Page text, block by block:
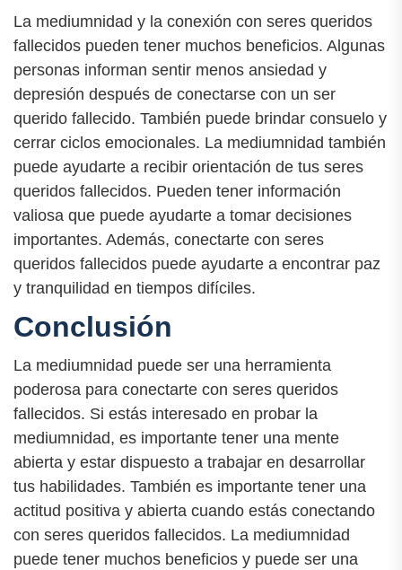
La mediumnidad y la conexión con seres queridos
fallecidos pueden tener muchos beneficios. Algunas
personas informan sentir menos ansiedad y
depresión después de conectarse con un ser
querido fallecido. También puede brindar consuelo y
cerrar ciclos emocionales. La mediumnidad también
puede ayudarte a recibir orientación de tus seres
queridos fallecidos. Pueden tener información
valiosa que puede ayudarte a tomar decisiones
importantes. Además, conectarte con seres
queridos fallecidos puede ayudarte a encontrar paz
y tranquilidad en tiempos difíciles.
Conclusión
La mediumnidad puede ser una herramienta
poderosa para conectarte con seres queridos
fallecidos. Si estás interesado en probar la
mediumnidad, es importante tener una mente
abierta y estar dispuesto a trabajar en desarrollar
tus habilidades. También es importante tener una
actitud positiva y abierta cuando estás conectando
con seres queridos fallecidos. La mediumnidad
puede tener muchos beneficios y puede ser una